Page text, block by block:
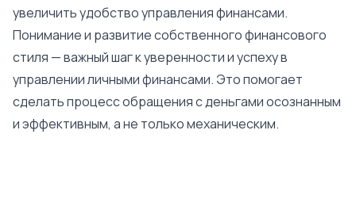
увеличить удобство управления финансами.
Понимание и развитие собственного финансового
стиля — важный шаг к уверенности и успеху в
управлении личными финансами. Это помогает
сделать процесс обращения с деньгами осознанным
и эффективным, а не только механическим.